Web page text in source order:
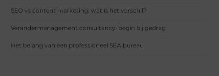
SEO vs content marketing: wat is het verschil?
Verandermanagement consultancy: begin bij gedrag
Het belang van een professioneel SEA bureau